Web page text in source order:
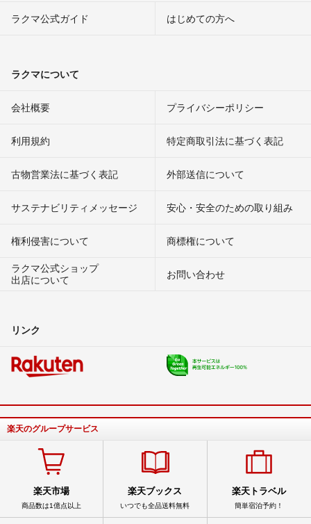
ラクマ公式ガイド はじめての方へ
ラクマについて
会社概要 プライバシーポリシー
利用規約 特定商取引法に基づく表記
古物営業法に基づく表記 外部送信について
サステナビリティメッセージ 安心・安全のための取り組み
権利侵害について
商標権について
ラクマ公式ショップ
出店について
お問い合わせ
リンク
楽天のグループサービス
楽天市場
商品数は1億点以上
楽天ブックス
いつでも全品送料無料
楽天トラベル
簡単宿泊予約！